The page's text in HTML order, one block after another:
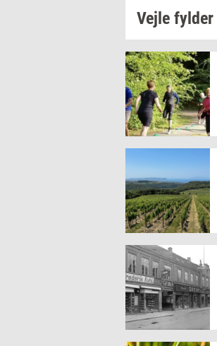
Vejle fyl­der